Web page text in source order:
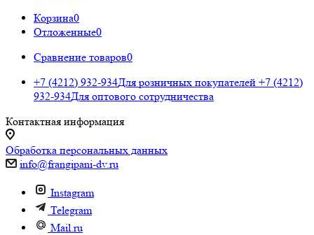
Корзина0
Отложенные0
Сравнение товаров0
+7 (4212) 932-934Для розничных покупателей +7 (4212)
932-934Для оптового сотрудничества
Контактная информация
Обработка персональных данных
info@frangipani-dv.ru
Instagram
Telegram
Mail.ru